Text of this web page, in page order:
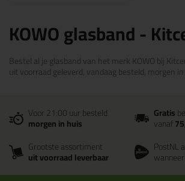
KOWO glasband -
Bestel al je glasband van het merk KOWO bij
uit voorraad geleverd, vandaag besteld, morgen
Voor 21:00 uur besteld
morgen in huis
Gratis
vanaf
Grootste assortiment
uit voorraad leverbaar
PostNL